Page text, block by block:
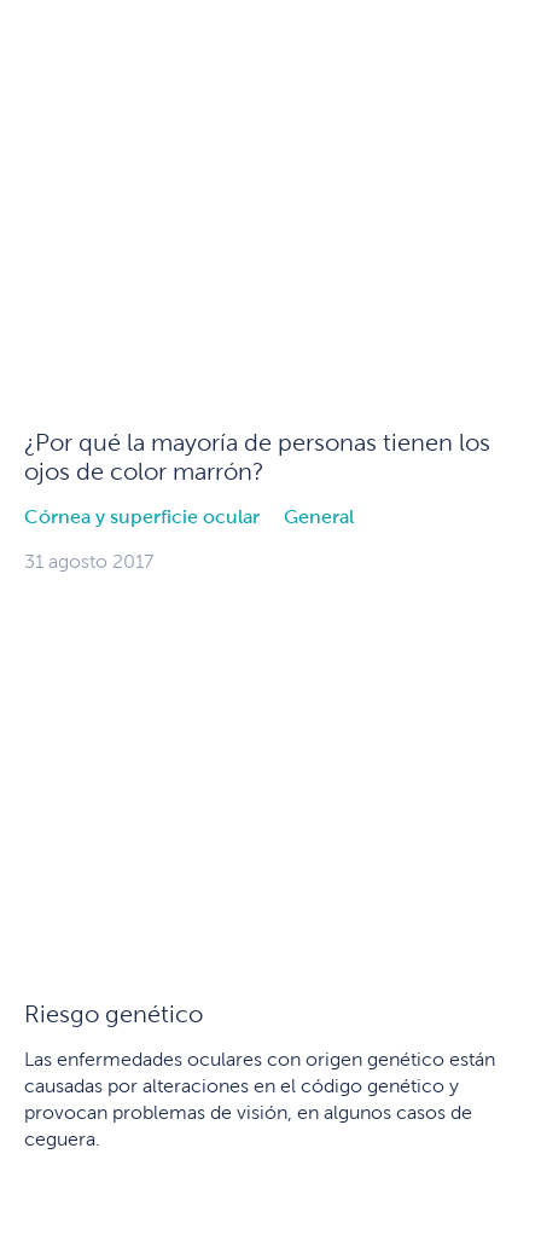
¿Por qué la mayoría de personas tienen los
ojos de color marrón?
Córnea y superficie ocular General
31 agosto 2017
Riesgo genético
Las enfermedades oculares con origen genético están
causadas por alteraciones en el código genético y
provocan problemas de visión, en algunos casos de
ceguera.